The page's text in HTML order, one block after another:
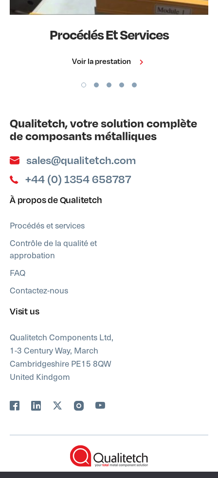
Procédés Et Services
Voir la prestation
Qualitetch, votre solution complète
de composants métalliques
sales@qualitetch.com
+44 (0) 1354 658787
À propos de Qualitetch
Procédés et services
Contrôle de la qualité et
approbation
FAQ
Contactez-nous
Visit us
Qualitetch Components Ltd,
1-3 Century Way, March
Cambridgeshire PE15 8QW
United Kindgom